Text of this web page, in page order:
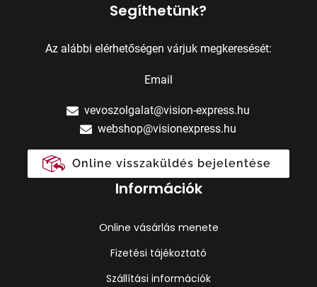
Segíthetünk?
Az alábbi elérhetőségen várjuk megkeresését:
Email
vevoszolgalat@vision-express.hu
webshop@visionexpress.hu
Online visszaküldés bejelentése
Információk
Online vásárlás menete
Fizetési tájékoztató
Szállítási információk